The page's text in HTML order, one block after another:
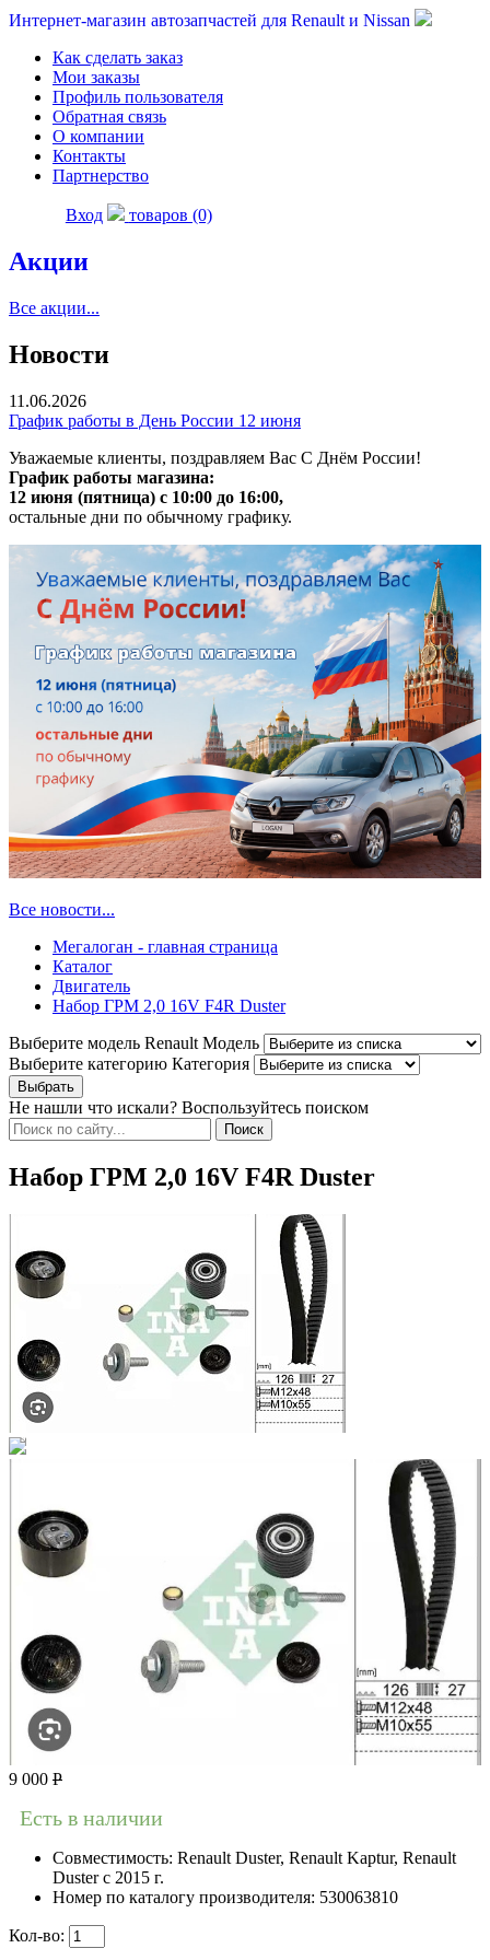
Интернет-магазин автозапчастей для Renault и Nissan
Как сделать заказ
Мои заказы
Профиль пользователя
Обратная связь
О компании
Контакты
Партнерство
Вход товаров (0)
Акции
Все акции...
Новости
11.06.2026
График работы в День России 12 июня
Уважаемые клиенты, поздравляем Вас С Днём России!
График работы магазина:
12 июня (пятница) с 10:00 до 16:00,
остальные дни по обычному графику.
Все новости...
Мегалоган - главная страница
Каталог
Двигатель
Набор ГРМ 2,0 16V F4R Duster
Выберите модель Renault Модель
Выберите категорию Категория
Не нашли что искали? Воспользуйтесь поиском
Набор ГРМ 2,0 16V F4R Duster
9 000 Р
Есть в наличии
Совместимость: Renault Duster, Renault Kaptur, Renault
Duster с 2015 г.
Номер по каталогу производителя: 530063810
Кол-во: